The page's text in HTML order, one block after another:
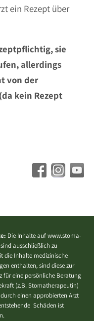
ein Rezept über
sie
allerdings
von der
kein Rezept
Die Inhalte auf www.stoma-
ausschließlich zu
die Inhalte medizinische
enthalten, sind diese zur
für eine persönliche Beratung
(z.B. Stomatherapeutin)
einen approbierten Arzt
Schäden ist